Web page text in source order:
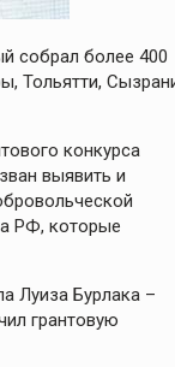
собрал более 400
Тольятти,
конкурса
выявить и
РФ, которые
Луиза Бурлака –
грантовую